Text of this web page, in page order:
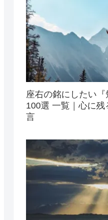
座右の銘にしたい『
100選 一覧｜心に
言